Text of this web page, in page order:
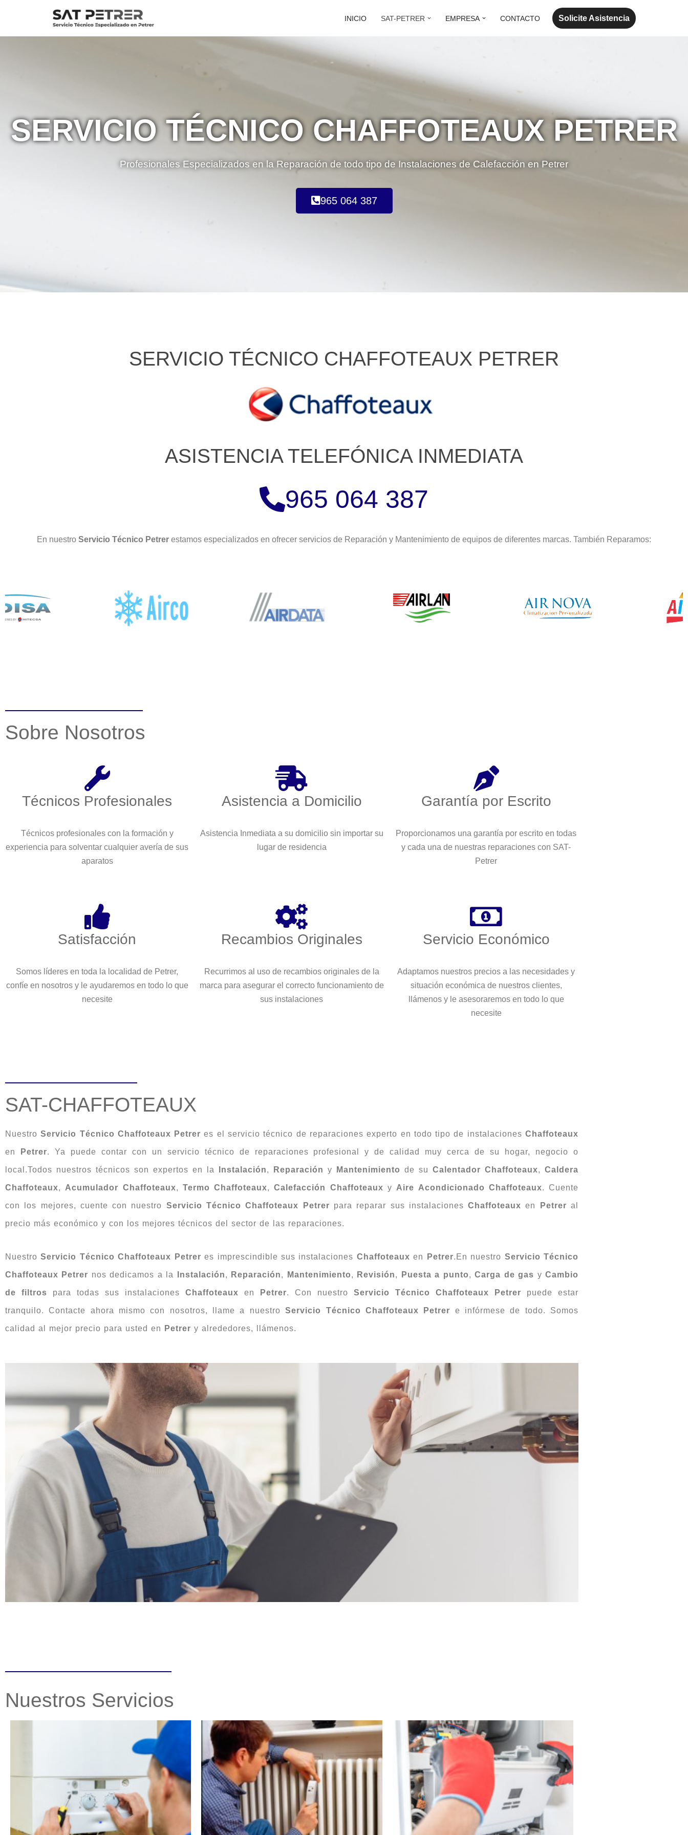
INICIO SAT-PETRER EMPRESA CONTACTO Solicite Asistencia
SERVICIO TÉCNICO CHAFFOTEAUX PETRER
Profesionales Especializados en la Reparación de todo tipo de Instalaciones de Calefacción en Petrer
965 064 387
SERVICIO TÉCNICO CHAFFOTEAUX PETRER
ASISTENCIA TELEFÓNICA INMEDIATA
965 064 387
En nuestro Servicio Técnico Petrer estamos especializados en ofrecer servicios de Reparación y Mantenimiento de equipos de diferentes marcas. También Reparamos:
Sobre Nosotros
Técnicos Profesionales
Técnicos profesionales con la formación y
experiencia para solventar cualquier avería de sus
aparatos
Asistencia a Domicilio
Asistencia Inmediata a su domicilio sin importar su
lugar de residencia
Garantía por Escrito
Proporcionamos una garantía por escrito en todas
y cada una de nuestras reparaciones con SAT-
Petrer
Satisfacción
Somos líderes en toda la localidad de Petrer,
confíe en nosotros y le ayudaremos en todo lo que
necesite
Recambios Originales
Recurrimos al uso de recambios originales de la
marca para asegurar el correcto funcionamiento de
sus instalaciones
Servicio Económico
Adaptamos nuestros precios a las necesidades y
situación económica de nuestros clientes,
llámenos y le asesoraremos en todo lo que
necesite
SAT-CHAFFOTEAUX
NuestroServicio Técnico Chaffoteaux Petreres el servicio técnico de reparaciones experto en todo tipo de instalacionesChaffoteaux
en Petrer. Ya puede contar con un servicio técnico de reparaciones profesional y de calidad muy cerca de su hogar, negocio o
local.Todos nuestros técnicos son expertos en la Instalación, Reparación y Mantenimiento de su Calentador Chaffoteaux, Caldera
Chaffoteaux, Acumulador Chaffoteaux, Termo Chaffoteaux,Calefacción Chaffoteaux y Aire Acondicionado Chaffoteaux. Cuente
con los mejores, cuente con nuestro Servicio Técnico Chaffoteaux Petrer para reparar sus instalacionesChaffoteaux en Petrer al
precio más económico y con los mejores técnicos del sector de las reparaciones.
NuestroServicio Técnico Chaffoteaux Petreres imprescindible sus instalaciones Chaffoteaux en Petrer.En nuestro Servicio Técnico
Chaffoteaux Petrer nos dedicamos a la Instalación, Reparación, Mantenimiento, Revisión, Puesta a punto,Carga de gas yCambio
de filtros para todas sus instalaciones Chaffoteaux en Petrer. Con nuestro Servicio Técnico Chaffoteaux Petrer puede estar
tranquilo. Contacte ahora mismo con nosotros, llame a nuestroServicio Técnico Chaffoteaux Petrer e infórmese de todo. Somos
calidad al mejor precio para usted en Petrer y alrededores, llámenos.
Nuestros Servicios